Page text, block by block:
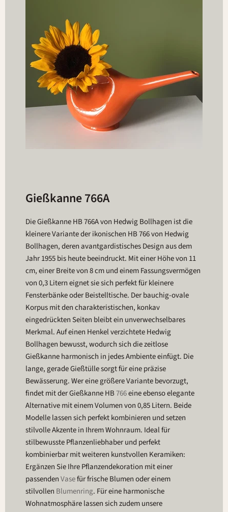
Gießkanne 766A
Die Gießkanne HB 766A von Hedwig Bollhagen ist die
kleinere Variante der ikonischen HB 766 von Hedwig
Bollhagen, deren avantgardistisches Design aus dem
Jahr 1955 bis heute beeindruckt. Mit einer Höhe von 11
cm, einer Breite von 8 cm und einem Fassungsvermögen
von 0,3 Litern eignet sie sich perfekt für kleinere
Fensterbänke oder Beistelltische. Der bauchig-ovale
Korpus mit den charakteristischen, konkav
eingedrückten Seiten bleibt ein unverwechselbares
Merkmal. Auf einen Henkel verzichtete Hedwig
Bollhagen bewusst, wodurch sich die zeitlose
Gießkanne harmonisch in jedes Ambiente einfügt. Die
lange, gerade Gießtülle sorgt für eine präzise
Bewässerung. Wer eine größere Variante bevorzugt,
findet mit der Gießkanne HB766eine ebenso elegante
Alternative mit einem Volumen von 0,85 Litern. Beide
Modelle lassen sich perfekt kombinieren und setzen
stilvolle Akzente in Ihrem Wohnraum. Ideal für
stilbewusste Pflanzenliebhaber und perfekt
kombinierbar mit weiteren kunstvollen Keramiken:
Ergänzen Sie Ihre Pflanzendekoration mit einer
passendenVasefür frische Blumen oder einem
stilvollen Blumenring. Für eine harmonische
Wohnatmosphäre lassen sich zudem unsere